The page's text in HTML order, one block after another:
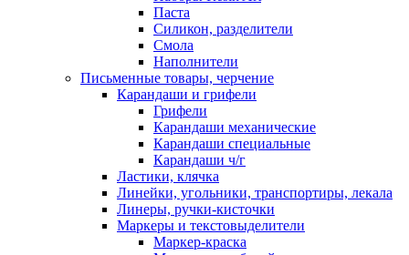
Паста
Силикон, разделители
Смола
Наполнители
Письменные товары, черчение
Карандаши и грифели
Грифели
Карандаши механические
Карандаши специальные
Карандаши ч/г
Ластики, клячка
Линейки, угольники, транспортиры, лекала
Линеры, ручки-кисточки
Маркеры и текстовыделители
Маркер-краска